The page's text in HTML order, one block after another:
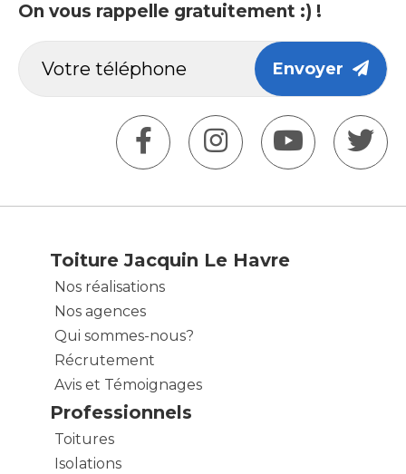
On vous rappelle gratuitement :) !
Envoyer
Toiture Jacquin Le Havre
Nos réalisations
Nos agences
Qui sommes-nous?
Récrutement
Avis et Témoignages
Professionnels
Toitures
Isolations